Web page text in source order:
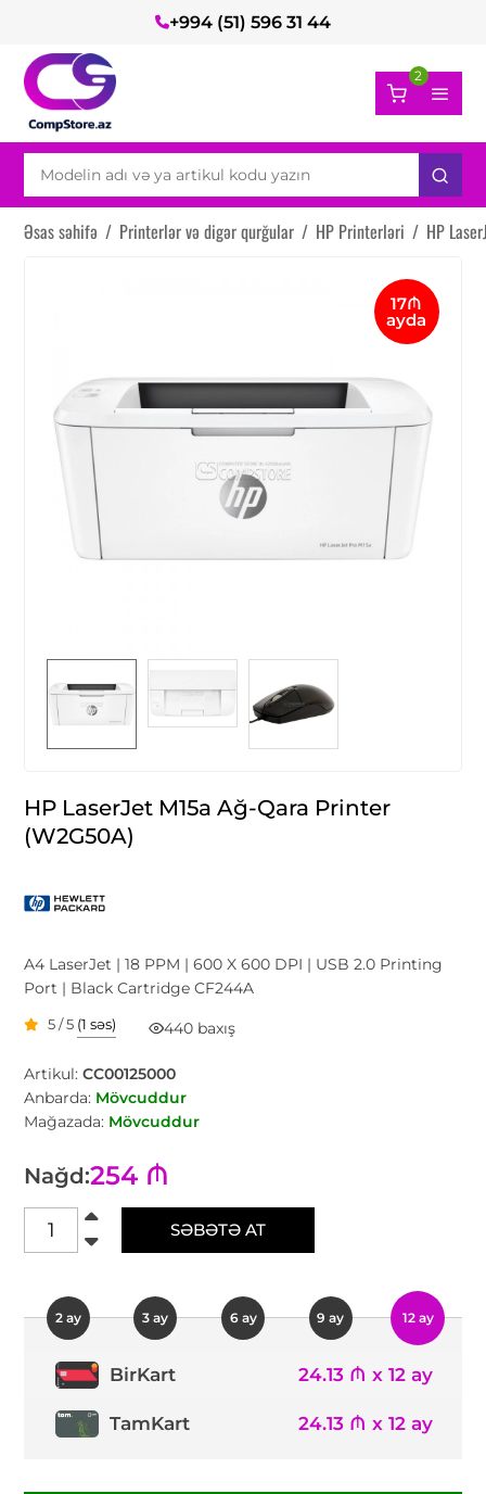
+994 (51) 596 31 44
2
Əsas səhifə / Printerlər və digər qurğular / HP Printerləri / HP
17₼
ayda
HP LaserJet M15a Ağ-Qara Printer
(W2G50A)
A4 LaserJet | 18 PPM | 600 X 600 DPI | USB 2.0 Printing
Port | Black Cartridge CF244A
5 / 5 (1 səs) 440 baxış
Artikul:CC00125000
Anbarda: Mövcuddur
Mağazada: Mövcuddur
Nağd:254 ₼
SƏBƏTƏ AT
2 ay 3 ay 6 ay 9 ay 12 ay
BirKart 24.13 ₼ x 12 ay
TamKart 24.13 ₼ x 12 ay